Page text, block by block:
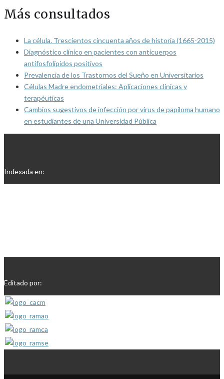
Más consultados
La célula. Trescientos cincuenta años de historia (1665-2015)
Diagnóstico clínico en pacientes con anticuerpos
antifosfolípidos positivos
Prevalencia de los Trastornos del Sueño en Universitarios
Células Madre endometriales: Aplicaciones clínicas y
terapéuticas
Cambios sugestivos de infección por virus de papiloma humano
en estudiantes de una Universidad Pública
Indexada en:
Editado por: